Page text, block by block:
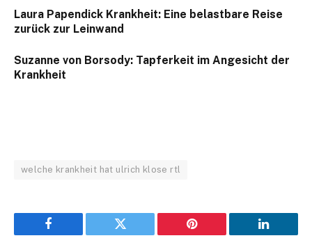
Laura Papendick Krankheit: Eine belastbare Reise
zurück zur Leinwand
Suzanne von Borsody: Tapferkeit im Angesicht der
Krankheit
welche krankheit hat ulrich klose rtl
Facebook Twitter Pinterest LinkedIn